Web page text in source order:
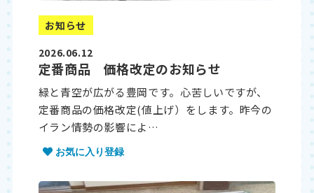
お知らせ
2026.06.12
定番商品 価格改定のお知らせ
緑と青空が広がる豊岡です。心苦しいですが、
定番商品の価格改定(値上げ）をします。昨今の
イラン情勢の影響によ…
お気に入り登録